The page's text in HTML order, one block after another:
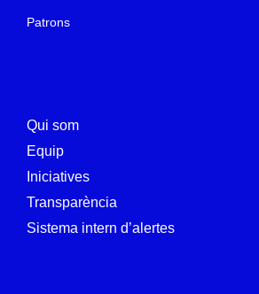
Patrons
Qui som
Equip
Iniciatives
Transparència
Sistema intern d’alertes